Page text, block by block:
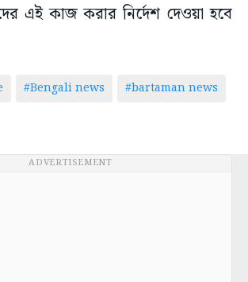
এই কাজ করার নির্দেশ দেওয়া হবে
#Bengali news
#bartaman news
ADVERTISEMENT